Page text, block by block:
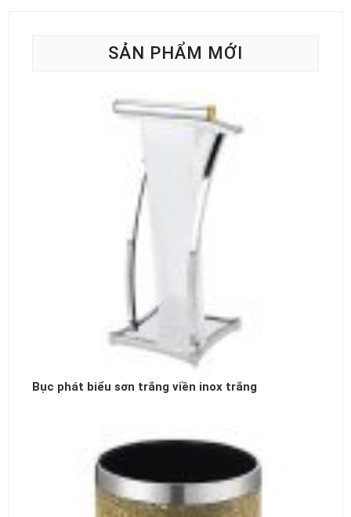
SẢN PHẨM MỚI
Bục phát biểu sơn trắng viền inox trắng